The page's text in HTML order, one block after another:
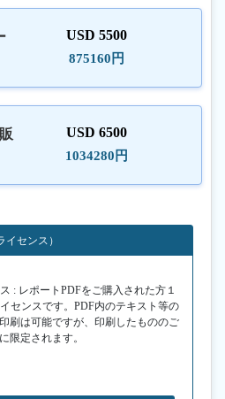
USD 5500
875160円
USD 6500
1034280円
センス）
: レポートPDFをご購入された方１
センスです。PDF内のテキスト等の
刷は可能ですが、印刷したもののご
限定されます。